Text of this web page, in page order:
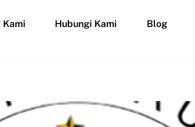
Kami Hubungi Kami Blog